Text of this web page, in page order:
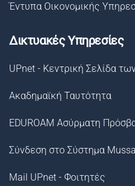
Έντυπα Οικονομικής
Δικτυακές Υπηρεσίες
UPnet - Κεντρική Σελίδα
Ακαδημαϊκή Ταυτότητα
EDUROAM Ασύρματη
Σύνδεση στο Σύστημα
Mail UPnet - Φοιτητές